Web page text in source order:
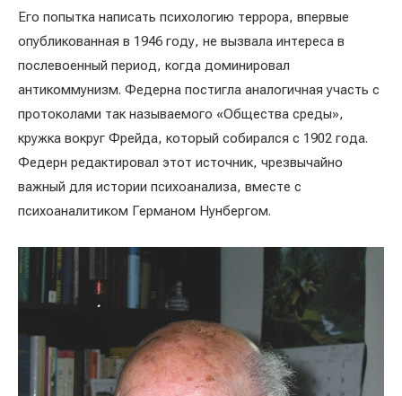
Его попытка написать психологию террора, впервые
опубликованная в 1946 году, не вызвала интереса в
послевоенный период, когда доминировал
антикоммунизм. Федерна постигла аналогичная участь с
протоколами так называемого «Общества среды»,
кружка вокруг Фрейда, который собирался с 1902 года.
Федерн редактировал этот источник, чрезвычайно
важный для истории психоанализа, вместе с
психоаналитиком Германом Нунбергом.